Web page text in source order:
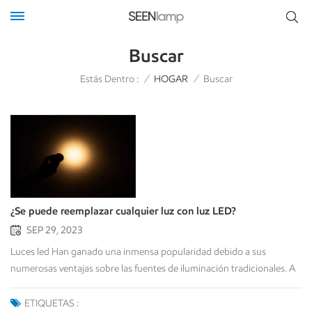
Buscar
Estás Dentro : / HOGAR / Buscar
¿Se puede reemplazar cualquier luz con luz LED?
SEP 29, 2023
Luces led Han ganado una inmensa popularidad debido a sus
numerosas ventajas sobre las fuentes de iluminación tradicionales. A
medida que más personas consideran el cambio a luces LED, surge
una pregunta común: ¿Pueden las luces LED reemplazar cualquier
ETIQUETAS :